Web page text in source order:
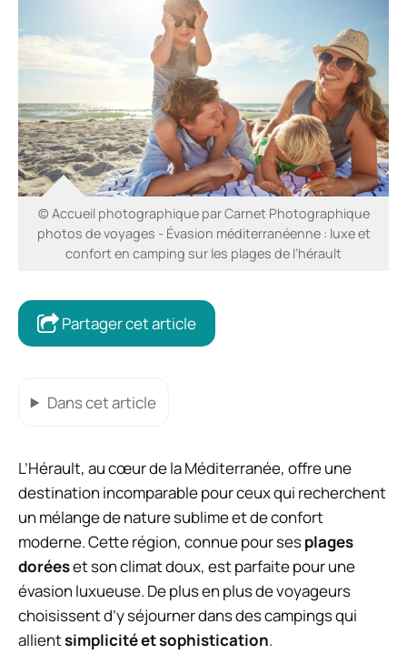
© Accueil photographique par Carnet Photographique
photos de voyages - Évasion méditerranéenne : luxe et
confort en camping sur les plages de l’hérault
Partager cet article
Dans cet article
L’Hérault, au cœur de la Méditerranée, offre une
destination incomparable pour ceux qui recherchent
un mélange de nature sublime et de confort
moderne. Cette région, connue pour sesplages
doréeset son climat doux, est parfaite pour une
évasion luxueuse. De plus en plus de voyageurs
choisissent d’y séjourner dans des campings qui
allientsimplicité et sophistication.